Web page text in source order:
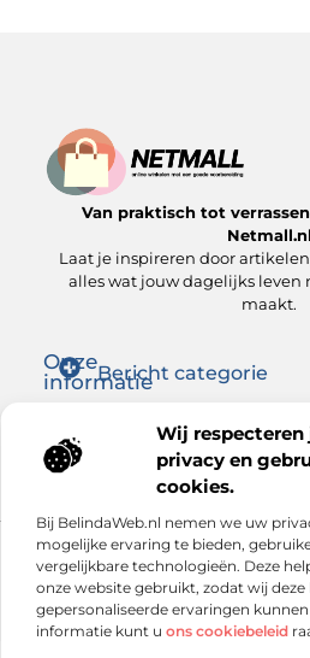
Wij
privacy en
cookies.
Bij BelindaWeb.nl nemen we uw
mogelijke ervaring te bieden,
vergelijkbare technologieën. Deze
onze website gebruikt, zodat wij
gepersonaliseerde ervaringen
informatie kunt u ons cookiebeleid
Van praktisch tot
Netmall.nl
Laat je inspireren door
alles wat jouw dagelijks leven
maakt.
Onze
informatieBericht categorie
Website index
@2025 www.netmall.nl.